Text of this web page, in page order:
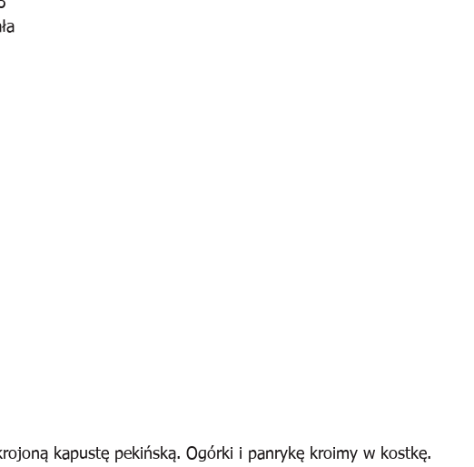
kapustę pekińską. Ogórki i panrykę kroimy w kostkę.